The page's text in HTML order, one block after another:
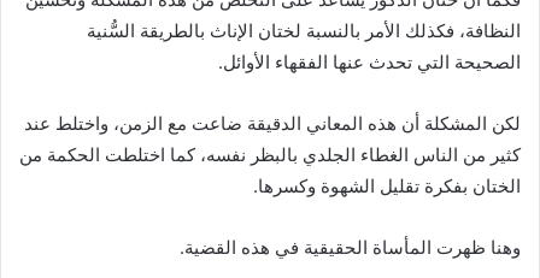
النظافة، فكذلك الأمر بالنسبة لختان الإناث بالطريقة السُّنية
الصحيحة التي تحدث عنها الفقهاء الأوائل.
لكن المشكلة أن هذه المعاني الدقيقة ضاعت مع الزمن، واختلط عند
كثير من الناس الغطاء الجلدي بالبظر نفسه، كما اختلطت الحكمة من
الختان بفكرة تقليل الشهوة وكسرها.
وهنا ظهرت المأساة الحقيقية في هذه القضية.